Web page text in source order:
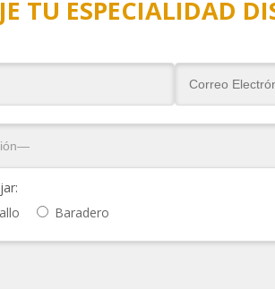
TU ESPECIALIDAD
Baradero